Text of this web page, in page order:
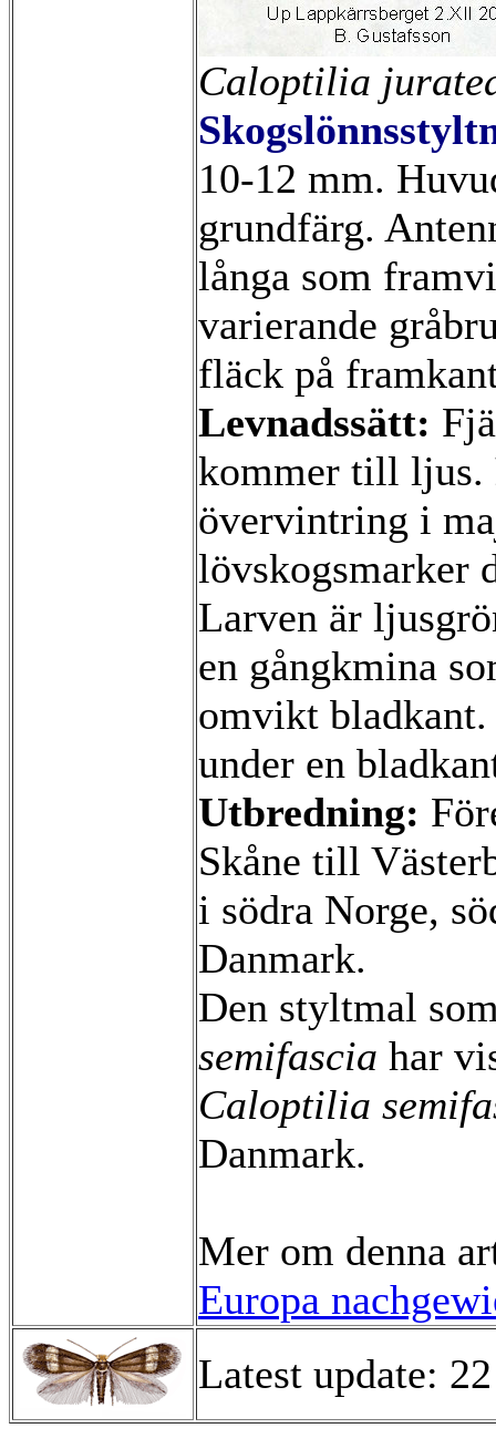
Caloptilia
10-12 mm.
grundfärg.
långa som
varierande
fläck på
Levnadssätt:
kommer till ljus.
övervintring i
lövskogsmarker
Larven är
en gångkmina
omvikt
under en
Utbredning:
Skåne till
i södra Norge,
Danmark.
Den styltmal
semifascia har
Caloptilia
Danmark.
Mer om denna
Europa
Latest update: